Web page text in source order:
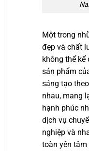
Một trong
đẹp và chất
không thể kể
sản phẩm
sáng tạo
nhau, mang
hạnh phúc
dịch vụ
nghiệp và
toàn yên